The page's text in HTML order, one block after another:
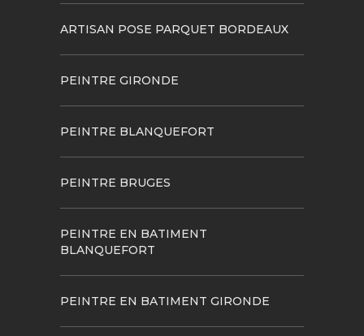
ARTISAN POSE PARQUET BORDEAUX
PEINTRE GIRONDE
PEINTRE BLANQUEFORT
PEINTRE BRUGES
PEINTRE EN BATIMENT
BLANQUEFORT
PEINTRE EN BATIMENT GIRONDE